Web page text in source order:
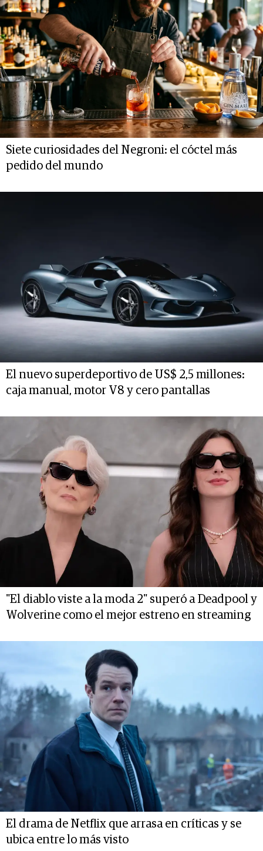
Siete curiosidades del Negroni: el cóctel más
pedido del mundo
El nuevo superdeportivo de US$ 2,5 millones:
caja manual, motor V8 y cero pantallas
"El diablo viste a la moda 2" superó a Deadpool y
Wolverine como el mejor estreno en streaming
El drama de Netflix que arrasa en críticas y se
ubica entre lo más visto